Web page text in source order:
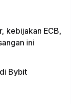
kebijakan ECB,
ini
Bybit